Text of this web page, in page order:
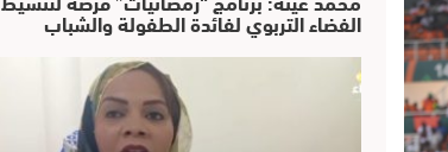
الفضاء التربوي لفائدة الطفولة والشباب